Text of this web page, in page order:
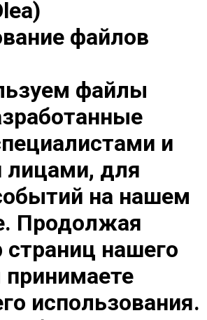
файлов
файлы
и
лицами, для
на нашем
Продолжая
страниц нашего
принимаете
использования.